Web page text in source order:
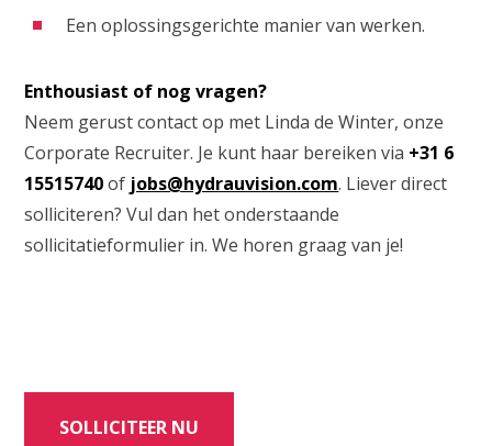
Een oplossingsgerichte manier van werken.
Enthousiast of nog vragen?
Neem gerust contact op met Linda de Winter, onze
Corporate Recruiter. Je kunt haar bereiken via +31 6
15515740of jobs@hydrauvision.com. Liever direct
solliciteren? Vul dan het onderstaande
sollicitatieformulier in. We horen graag van je!
SOLLICITEER NU